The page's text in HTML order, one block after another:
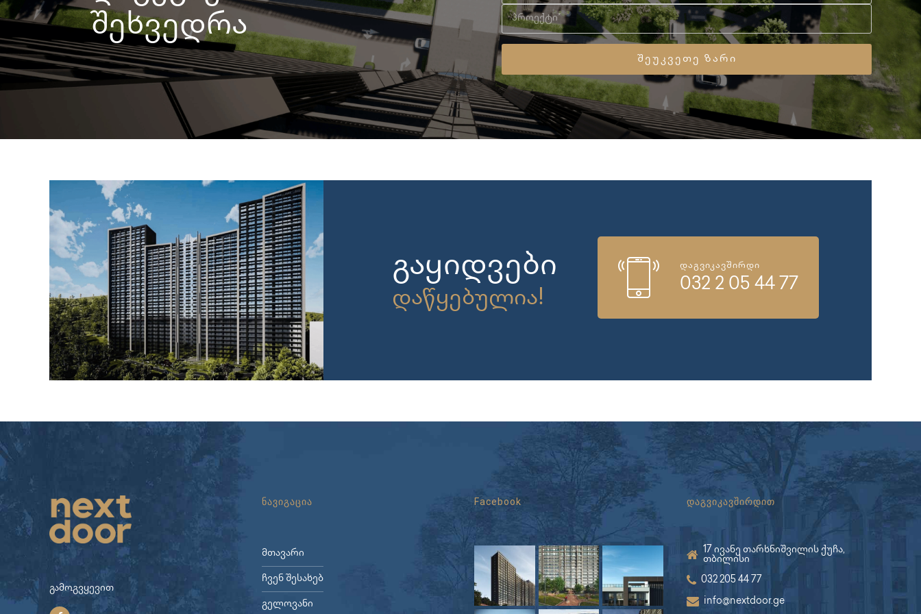
შეხვედრა
გაყიდვები
დაწყებულია!
დაგვიკავშირდი
032 2 05 44 77
გამოგვყევით
ნავიგაცია
მთავარი
ჩვენ შესახებ
გელოვანი
Facebook დაგვიკავშირდით
17 ივანე თარხნიშვილის ქუჩა,
თბილისი
032 205 44 77
info@nextdoor.ge